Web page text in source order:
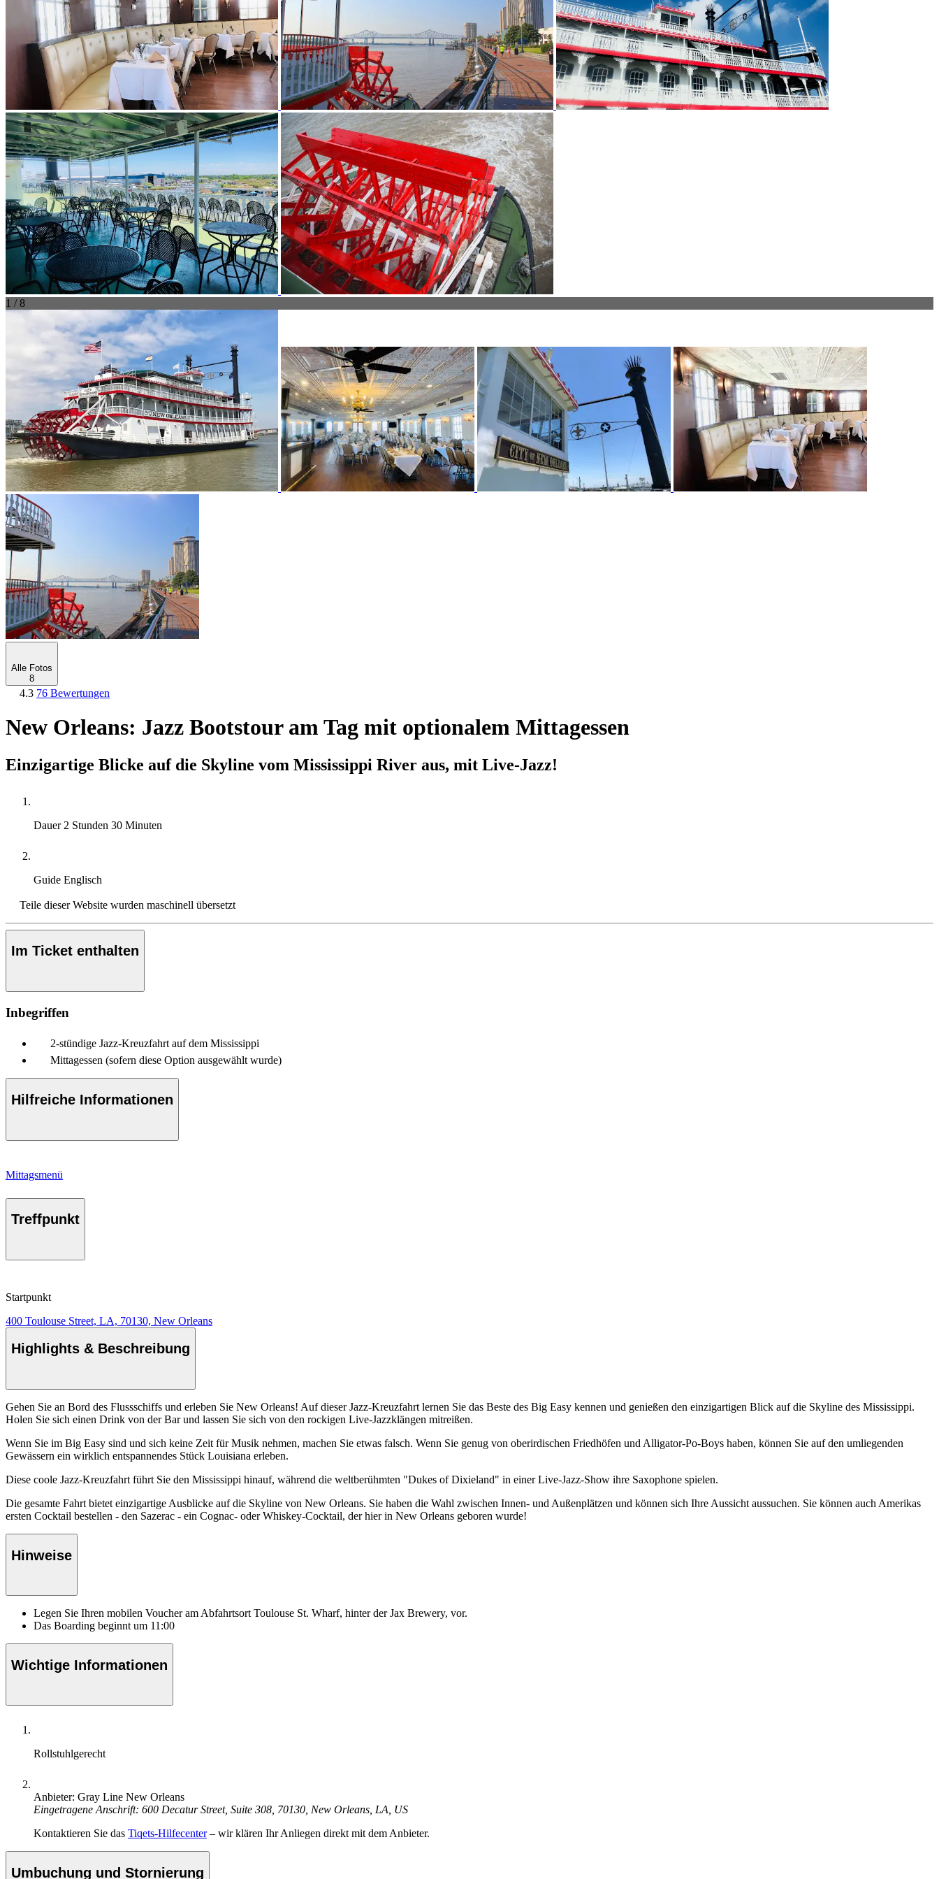
1 / 8
Alle Fotos
8
4.3 76 Bewertungen
New Orleans: Jazz Bootstour am Tag mit optionalem Mittagessen
Einzigartige Blicke auf die Skyline vom Mississippi River aus, mit Live-Jazz!
Dauer 2 Stunden 30 Minuten
Guide Englisch
Teile dieser Website wurden maschinell übersetzt
Im Ticket enthalten
Inbegriffen
2-stündige Jazz-Kreuzfahrt auf dem Mississippi
Mittagessen (sofern diese Option ausgewählt wurde)
Hilfreiche Informationen
Mittagsmenü
Treffpunkt
Startpunkt
400 Toulouse Street, LA, 70130, New Orleans
Highlights & Beschreibung
Gehen Sie an Bord des Flussschiffs und erleben Sie New Orleans! Auf dieser Jazz-Kreuzfahrt lernen Sie das Beste des Big Easy kennen und genießen den einzigartigen Blick auf die Skyline des Mississippi.
Holen Sie sich einen Drink von der Bar und lassen Sie sich von den rockigen Live-Jazzklängen mitreißen.
Wenn Sie im Big Easy sind und sich keine Zeit für Musik nehmen, machen Sie etwas falsch. Wenn Sie genug von oberirdischen Friedhöfen und Alligator-Po-Boys haben, können Sie auf den umliegenden
Gewässern ein wirklich entspannendes Stück Louisiana erleben.
Diese coole Jazz-Kreuzfahrt führt Sie den Mississippi hinauf, während die weltberühmten "Dukes of Dixieland" in einer Live-Jazz-Show ihre Saxophone spielen.
Die gesamte Fahrt bietet einzigartige Ausblicke auf die Skyline von New Orleans. Sie haben die Wahl zwischen Innen- und Außenplätzen und können sich Ihre Aussicht aussuchen. Sie können auch Amerikas
ersten Cocktail bestellen - den Sazerac - ein Cognac- oder Whiskey-Cocktail, der hier in New Orleans geboren wurde!
Hinweise
Legen Sie Ihren mobilen Voucher am Abfahrtsort Toulouse St. Wharf, hinter der Jax Brewery, vor.
Das Boarding beginnt um 11:00
Wichtige Informationen
Rollstuhlgerecht
Anbieter: Gray Line New Orleans
Eingetragene Anschrift: 600 Decatur Street, Suite 308, 70130, New Orleans, LA, US
Kontaktieren Sie das Tiqets-Hilfecenter– wir klären Ihr Anliegen direkt mit dem Anbieter.
Umbuchung und Stornierung